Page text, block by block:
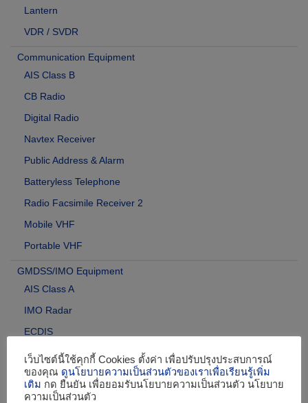
Lantern
VDR / SVDR
Communication Equipment
AIS Class B
CB Radio
Digital Radio
Navtex Receiver
Public Address & Alarm
Batteryless Telephone
Radio Facsimile Receiver 2
Mobile VHF
Portable VHF
GMDSS/IMO Equipment
AIS Class A
IMO Radar
ECDIS
EPIRB
Navtex Receiver
SART
เว็บไซต์นี้ใช้คุกกี้ Cookies ตั้งค่า เพื่อปรับปรุงประสบการณ์
ของคุณ ดูนโยบายความเป็นส่วนตัวของเราเพื่อเรียนรู้เพิ่ม
เติม กด ยืนยัน เพื่อยอมรับนโยบายความเป็นส่วนตัว นโยบาย
ความเป็นส่วนตัว